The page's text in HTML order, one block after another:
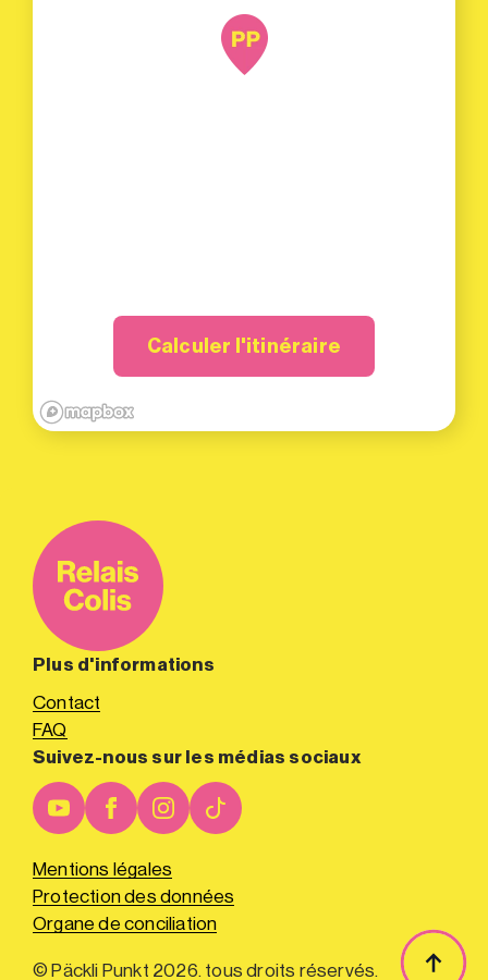
Calculer l'itinéraire
Plus d'informations
Contact
FAQ
Suivez-nous sur les médias sociaux
Mentions légales
Protection des données
Organe de conciliation
© Päckli Punkt 2026. tous droits réservés.